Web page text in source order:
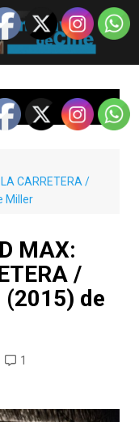
de Cine
de encuentro para los
CARRETERA /
Miller
MAX:
/
(2015) de
1